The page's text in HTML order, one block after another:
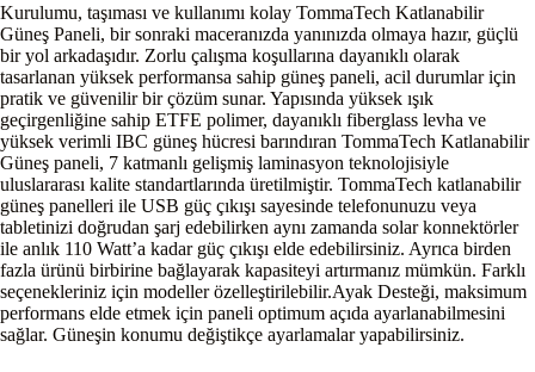
Kurulumu, taşıması ve kullanımı kolay TommaTech Katlanabilir
Güneş Paneli, bir sonraki maceranızda yanınızda olmaya hazır, güçlü
bir yol arkadaşıdır. Zorlu çalışma koşullarına dayanıklı olarak
tasarlanan yüksek performansa sahip güneş paneli, acil durumlar için
pratik ve güvenilir bir çözüm sunar. Yapısında yüksek ışık
geçirgenliğine sahip ETFE polimer, dayanıklı fiberglass levha ve
yüksek verimli IBC güneş hücresi barındıran TommaTech Katlanabilir
Güneş paneli, 7 katmanlı gelişmiş laminasyon teknolojisiyle
uluslararası kalite standartlarında üretilmiştir. TommaTech katlanabilir
güneş panelleri ile USB güç çıkışı sayesinde telefonunuzu veya
tabletinizi doğrudan şarj edebilirken aynı zamanda solar konnektörler
ile anlık 110 Watt’a kadar güç çıkışı elde edebilirsiniz. Ayrıca birden
fazla ürünü birbirine bağlayarak kapasiteyi artırmanız mümkün. Farklı
seçenekleriniz için modeller özelleştirilebilir.Ayak Desteği, maksimum
performans elde etmek için paneli optimum açıda ayarlanabilmesini
sağlar. Güneşin konumu değiştikçe ayarlamalar yapabilirsiniz.